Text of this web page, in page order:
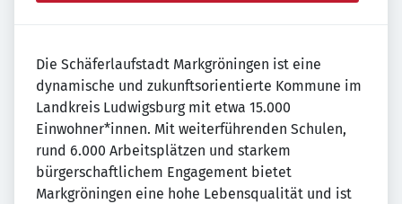
Die Schäferlaufstadt Markgröningen ist eine
dynamische und zukunftsorientierte Kommune im
Landkreis Ludwigsburg mit etwa 15.000
Einwohner*innen. Mit weiterführenden Schulen,
rund 6.000 Arbeitsplätzen und starkem
bürgerschaftlichem Engagement bietet
Markgröningen eine hohe Lebensqualität und ist